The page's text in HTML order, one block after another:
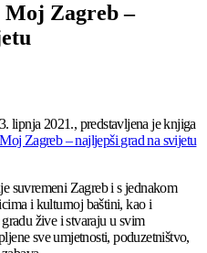
Zagreb –
lipnja 2021., predstavljena je knjiga
Moj Zagreb – najljepši grad na svijetu
suvremeni Zagreb i s jednakom
i kulturnoj baštini, kao i
žive i stvaraju u svim
sve umjetnosti, poduzetništvo,